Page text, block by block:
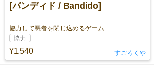
[バンディド / Bandido]
協力して悪者を閉じ込めるゲーム
¥1,540
協力
すごろくや